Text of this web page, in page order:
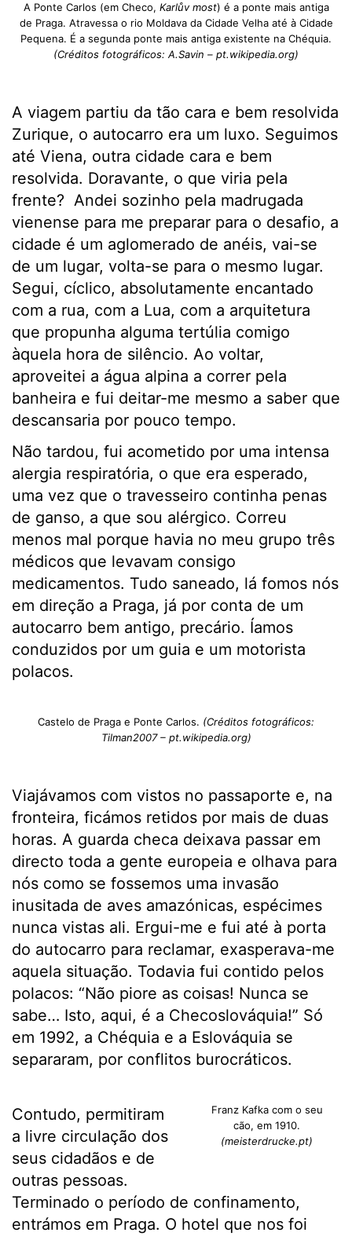
A Ponte Carlos (em Checo, Karlův most) é a ponte mais antiga
de Praga. Atravessa o rio Moldava da Cidade Velha até à Cidade
Pequena. É a segunda ponte mais antiga existente na Chéquia.
(Créditos fotográficos: A.Savin – pt.wikipedia.org)
A viagem partiu da tão cara e bem resolvida
Zurique, o autocarro era um luxo. Seguimos
até Viena, outra cidade cara e bem
resolvida. Doravante, o que viria pela
frente? Andei sozinho pela madrugada
vienense para me preparar para o desafio, a
cidade é um aglomerado de anéis, vai-se
de um lugar, volta-se para o mesmo lugar.
Segui, cíclico, absolutamente encantado
com a rua, com a Lua, com a arquitetura
que propunha alguma tertúlia comigo
àquela hora de silêncio. Ao voltar,
aproveitei a água alpina a correr pela
banheira e fui deitar-me mesmo a saber que
descansaria por pouco tempo.
Não tardou, fui acometido por uma intensa
alergia respiratória, o que era esperado,
uma vez que o travesseiro continha penas
de ganso, a que sou alérgico. Correu
menos mal porque havia no meu grupo três
médicos que levavam consigo
medicamentos. Tudo saneado, lá fomos nós
em direção a Praga, já por conta de um
autocarro bem antigo, precário. Íamos
conduzidos por um guia e um motorista
polacos.
Castelo de Praga e Ponte Carlos. (Créditos fotográficos:
Tilman2007 – pt.wikipedia.org)
Viajávamos com vistos no passaporte e, na
fronteira, ficámos retidos por mais de duas
horas. A guarda checa deixava passar em
directo toda a gente europeia e olhava para
nós como se fossemos uma invasão
inusitada de aves amazónicas, espécimes
nunca vistas ali. Ergui-me e fui até à porta
do autocarro para reclamar, exasperava-me
aquela situação. Todavia fui contido pelos
polacos: “Não piore as coisas! Nunca se
sabe… Isto, aqui, é a Checoslováquia!” Só
em 1992, a Chéquia e a Eslováquia se
separaram, por conflitos burocráticos.
Franz Kafka com o seu
cão, em 1910.
(meisterdrucke.pt)
Contudo, permitiram
a livre circulação dos
seus cidadãos e de
outras pessoas.
Terminado o período de confinamento,
entrámos em Praga. O hotel que nos foi